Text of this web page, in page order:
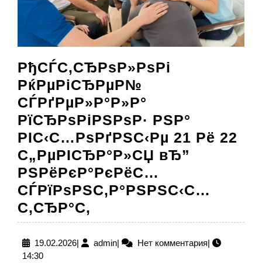
РђСЃС‚СЂРѕР»РѕРі
РќРµРіСЂРµР№
СЃРґРµР»Р°Р»Р°
РїСЂРѕРіРЅРѕР· РЅР°
РІС‹С…РѕРґРЅС‹Рµ 21 Рё 22
С„РµРІСЂР°Р»СЏ вЂ”
РЅРёРєР°РєРёС…
СЃРїРѕРЅС‚Р°РЅРЅС‹С…
С‚СЂР°С‚
РќРµРіСЂРµР№
СЃРґРµР»Р°Р»Р°
19.02.202619.02.2026
| adminadmin
| Нет комментария|
14:30